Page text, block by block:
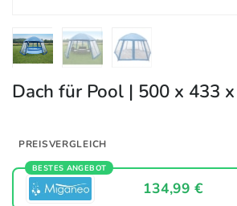
Dach für Pool | 500 x 433
PREISVERGLEICH
BESTES ANGEBOT
134,99 €